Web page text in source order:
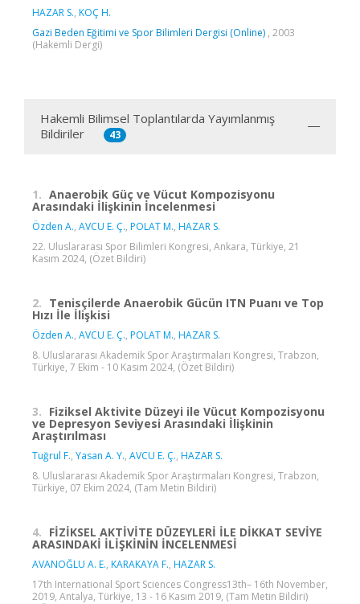
HAZAR S., KOÇ H.
Gazi Beden Eğitimi ve Spor Bilimleri Dergisi (Online) , 2003
(Hakemli Dergi)
Hakemli Bilimsel Toplantılarda Yayımlanmış
Bildiriler
43
1. Anaerobik Güç ve Vücut Kompozisyonu
Arasındaki İlişkinin İncelenmesi
Özden A., AVCU E. Ç., POLAT M., HAZAR S.
22. Uluslararası Spor Bilimleri Kongresi, Ankara, Türkiye, 21
Kasım 2024, (Özet Bildiri)
2. Tenisçilerde Anaerobik Gücün ITN Puanı ve Top
Hızı İle İlişkisi
Özden A., AVCU E. Ç., POLAT M., HAZAR S.
8. Uluslararası Akademik Spor Araştırmaları Kongresi, Trabzon,
Türkiye, 7 Ekim - 10 Kasım 2024, (Özet Bildiri)
3. Fiziksel Aktivite Düzeyi ile Vücut Kompozisyonu
ve Depresyon Seviyesi Arasındaki İlişkinin
Araştırılması
Tuğrul F., Yasan A. Y., AVCU E. Ç., HAZAR S.
8. Uluslararası Akademik Spor Araştırmaları Kongresi, Trabzon,
Türkiye, 07 Ekim 2024, (Tam Metin Bildiri)
4. FİZİKSEL AKTİVİTE DÜZEYLERİ İLE DİKKAT SEVİYE
ARASINDAKİ İLİŞKİNİN İNCELENMESİ
AVANOĞLU A. E., KARAKAYA F., HAZAR S.
17th International Sport Sciences Congress13th– 16th November,
2019, Antalya, Türkiye, 13 - 16 Kasım 2019, (Tam Metin Bildiri)